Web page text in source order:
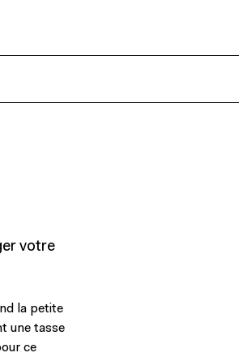
votre
la petite
une tasse
ce